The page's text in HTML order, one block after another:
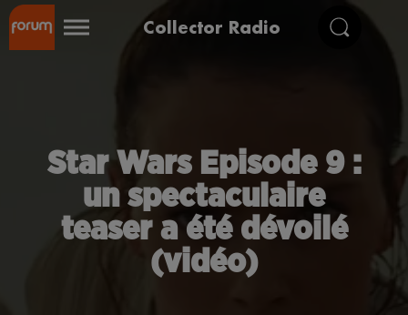
Collector Radio
Star Wars Episode 9 :
un spectaculaire
teaser a été dévoilé
(vidéo)